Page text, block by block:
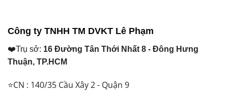
Công ty TNHH TM DVKT Lê Phạm
❤️Trụ sở: 16 Đường Tân Thới Nhất 8 - Đông Hưng
Thuận, TP.HCM
⭐CN : 140/35 Cầu Xây 2 - Quận 9